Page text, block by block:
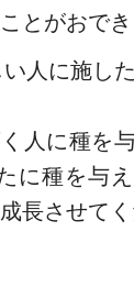
とがおで
い人に施し
人に種を
に種を与
長させて